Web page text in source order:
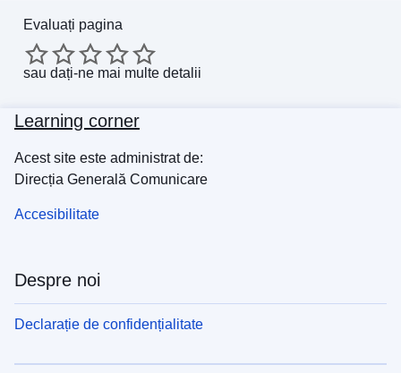
Evaluați pagina
sau dați-ne mai multe detalii
Learning corner
Acest site este administrat de:
Direcția Generală Comunicare
Accesibilitate
Despre noi
Declarație de confidențialitate